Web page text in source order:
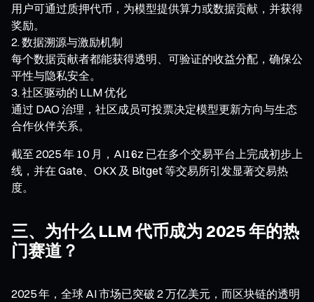
用户可通过质押代币，为模型提供算力或数据贡献，并获得
奖励。
数据溯源与激励机制
每个数据贡献者都能获得透明、可验证的收益分配，确保公
平性与隐私安全。
社区驱动的 LLM 优化
通过 DAO 治理，社区成员可投票决定模型更新方向与生态
合作伙伴关系。
截至 2025 年 10 月，AI16z 已在多个交易平台上完成初步上
线，并在 Gate、OKX 及 Bitget 等交易所引发显著交易热
度。
三、为什么 LLM 代币成为 2025 年的热
门赛道？
2025 年，全球 AI 市场已突破 2 万亿美元，而区块链的透明